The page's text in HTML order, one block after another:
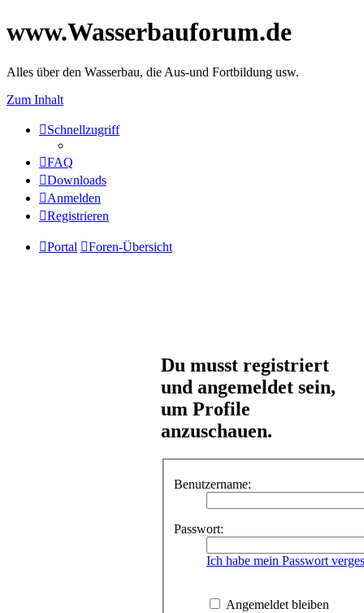
www.Wasserbauforum.de
Alles über den Wasserbau, die Aus-und Fortbildung usw.
Zum Inhalt
Schnellzugriff
FAQ
Downloads
Anmelden
Registrieren
Portal Foren-Übersicht
Du musst registriert
und angemeldet sein,
um Profile
anzuschauen.
Benutzername:
Passwort:
Ich habe mein Passwort
Angemeldet bleiben